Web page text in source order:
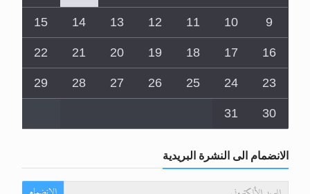
9
10
11
12
13
14
15
16
17
18
19
20
21
22
23
24
25
26
27
28
29
30
31
الانضمام الى النشرة البريدية